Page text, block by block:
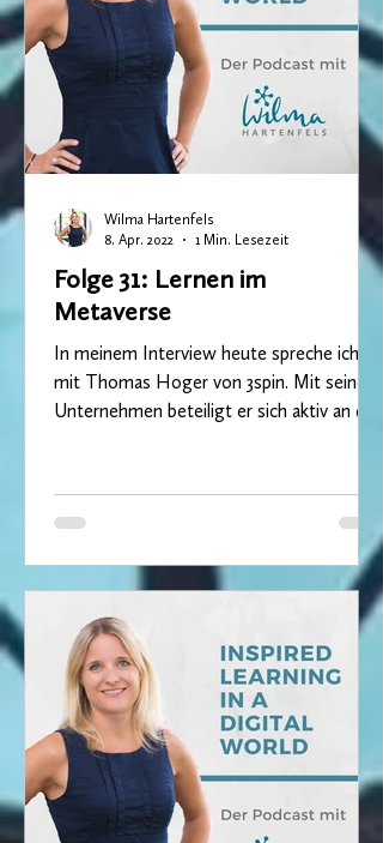
Folge 31: Lernen im
Metaverse
In meinem Interview heute spreche ich
mit Thomas Hoger von 3spin. Mit seinem
Unternehmen beteiligt er sich aktiv an der
Wilma Hartenfels
8. Apr. 2022
1 Min. Lesezeit